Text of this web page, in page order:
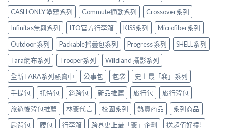
CASH ONLY 塗鴉系列
Commute通勤系列
Crossover系列
Infinitas無窮系列
ITO官方行李箱 KISS系列
Microfiber系列
Outdoor 系列
Packable摺疊包系列 Progress 系列
SHELL系列
Tara網布系列
Trooper系列
Wildland 攝影系列
全新TARA系列熱賣中
公事包 包袋
史上最「襄」系列
手提包
托特包 斜跨包 新品推薦 旅行包
旅行背包
旅遊後背包推薦
林襄代言 校園系列 熱賣商品
系列商品
肩背包
腰包 行李箱 跨界史上最「襄」企劃
送超值好禮!